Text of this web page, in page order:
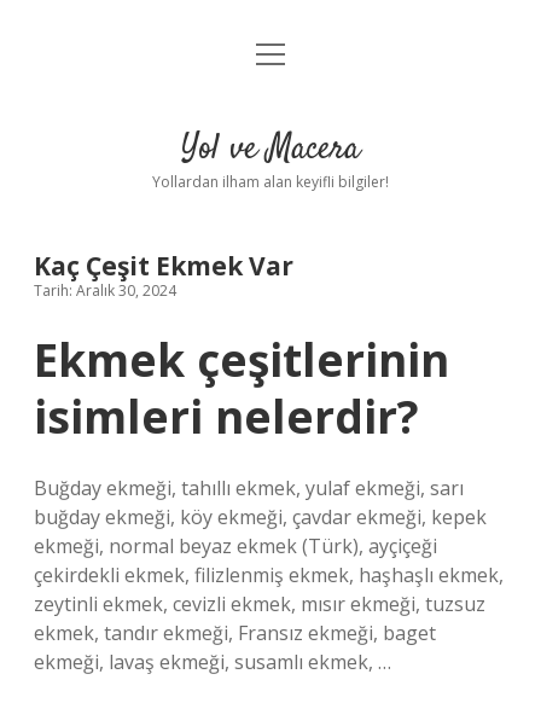
Anasayfa
Yasal Uyarı
menüyü
Yol ve Macera
Yollardan ilham alan keyifli bilgiler!
Kaç Çeşit Ekmek Var
Tarih: Aralık 30, 2024
Ekmek çeşitlerinin
isimleri nelerdir?
Buğday ekmeği, tahıllı ekmek, yulaf ekmeği, sarı
buğday ekmeği, köy ekmeği, çavdar ekmeği, kepek
ekmeği, normal beyaz ekmek (Türk), ayçiçeği
çekirdekli ekmek, filizlenmiş ekmek, haşhaşlı ekmek,
zeytinli ekmek, cevizli ekmek, mısır ekmeği, tuzsuz
ekmek, tandır ekmeği, Fransız ekmeği, baget
ekmeği, lavaş ekmeği, susamlı ekmek, …